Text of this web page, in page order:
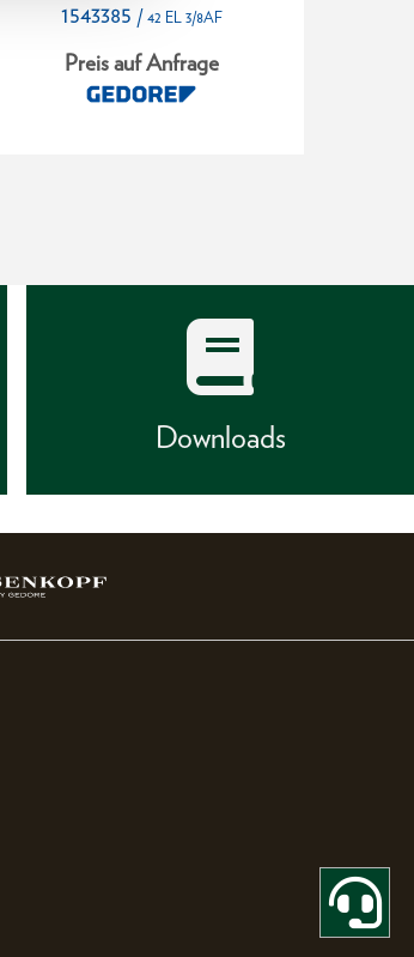
1543385 / 42 EL 3/8AF
Preis auf Anfrage
Downloads